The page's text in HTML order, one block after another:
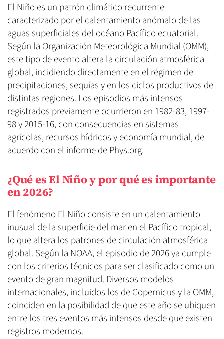
El Niño es un patrón climático recurrente
caracterizado por el calentamiento anómalo de las
aguas superficiales del océano Pacífico ecuatorial.
Según la Organización Meteorológica Mundial (OMM),
este tipo de evento altera la circulación atmosférica
global, incidiendo directamente en el régimen de
precipitaciones, sequías y en los ciclos productivos de
distintas regiones. Los episodios más intensos
registrados previamente ocurrieron en 1982-83, 1997-
98 y 2015-16, con consecuencias en sistemas
agrícolas, recursos hídricos y economía mundial, de
acuerdo con el informe de Phys.org.
¿Qué es El Niño y por qué es importante
en 2026?
El fenómeno El Niño consiste en un calentamiento
inusual de la superficie del mar en el Pacífico tropical,
lo que altera los patrones de circulación atmosférica
global. Según la NOAA, el episodio de 2026 ya cumple
con los criterios técnicos para ser clasificado como un
evento de gran magnitud. Diversos modelos
internacionales, incluidos los de Copernicus y la OMM,
coinciden en la posibilidad de que este año se ubiquen
entre los tres eventos más intensos desde que existen
registros modernos.